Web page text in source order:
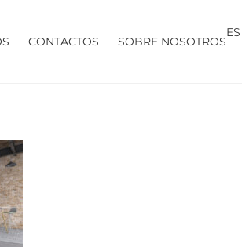
CONTACTOS SOBRE NOSOTROS
ES
PT